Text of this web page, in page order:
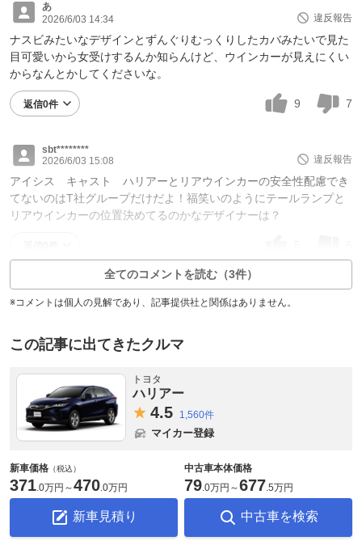
あ
2026/6/03 14:34
違反報告
ナスビみたいなデザインとずんぐりむっくりしたカバみたいで見た
目可愛いから女受けするんか知らんけど、ウインカーが見えにくい
からなんとかしてくださいな。
返信0件 9 7
sbt********
2026/6/03 15:08
違反報告
アイシス キャスト ハリアーとリアウインカーの安全性配慮でき
てないのはT社グループだけだよ！福笑いのようにテールランプと
リアウインカーの位置決めてるのかなデザイナーは？
全てのコメントを読む（3件）
※コメントは個人の見解であり、記事提供社と関係はありません。
この記事に出てきたクルマ
トヨタ
ハリアー
4.5 1,560件
マイカー登録
新車価格 （税込）
371.0万円 ～470.0万円
新車見積り
中古車本体価格
79.0万円 ～677.5万円
中古車を検索